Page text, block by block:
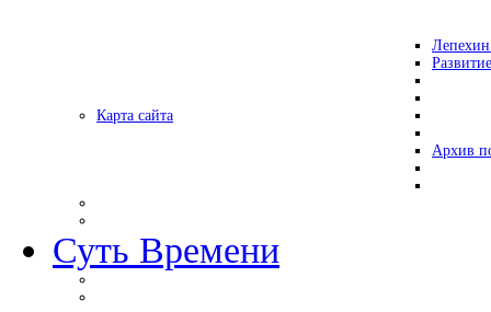
Карта сайта
Архив
Суть Времени